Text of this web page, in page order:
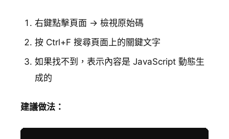
右鍵點擊頁面 → 檢視原始碼
按 Ctrl+F 搜尋頁面上的關鍵文字
如果找不到，表示內容是 JavaScript 動態生
成的
建議做法：